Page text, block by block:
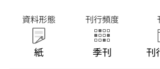
資料形態
紙
刊行頻度
季刊 刊